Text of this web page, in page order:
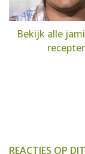
Bekijk alle
REACTIES OP